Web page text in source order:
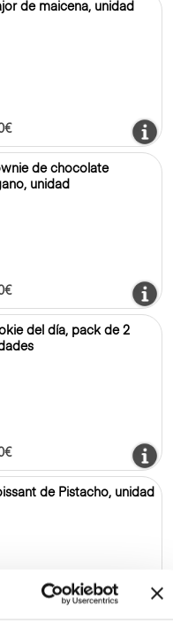
de maicena, unidad
de chocolate
unidad
del día, pack de 2
de Pistacho, unidad